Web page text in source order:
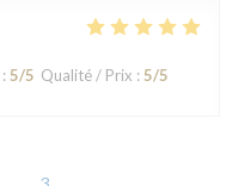
: 5/5 Qualité / Prix : 5/5